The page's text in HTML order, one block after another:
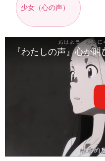
少女（心の声）
『わたしの声』心が